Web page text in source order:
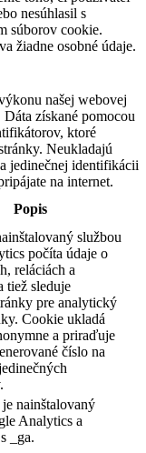
nesúhlasil s
súborov cookie.
žiadne osobné údaje.
našej webovej
získané pomocou
ktoré
Neukladajú
jedinečnej identifikácii
na internet.
Popis
službou
počíta údaje o
reláciách a
tiež sleduje
pre analytický
Cookie ukladá
a priraďuje
číslo na
nainštalovaný
Analytics a
_ga.